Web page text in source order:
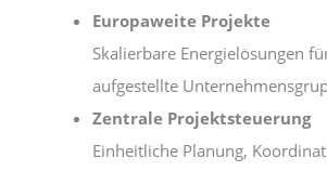
Europaweite Projekte
Skalierbare Energielösungen
aufgestellte
Zentrale Projektsteuerung
Einheitliche Planung,